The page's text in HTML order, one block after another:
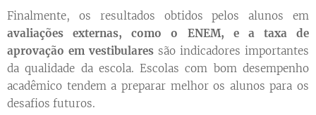
Finalmente, os resultados obtidos pelos alunos em
avaliações externas, como o ENEM, e a taxa de
aprovação em vestibulares são indicadores importantes
da qualidade da escola. Escolas com bom desempenho
acadêmico tendem a preparar melhor os alunos para os
desafios futuros.